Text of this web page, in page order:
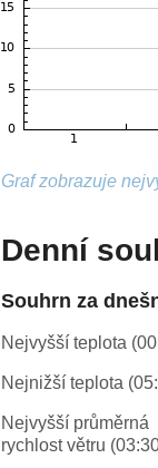
Graf zobrazuje
Denní
Souhrn za
Nejvyšší teplota
Nejnižší teplota
Nejvyšší průměrná
rychlost větru